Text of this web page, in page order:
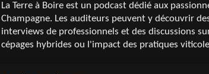
La Terre à Boire est un podcast dédié aux
Champagne. Les auditeurs peuvent y découvrir
interviews de professionnels et des discussions
cépages hybrides ou l'impact des pratiques